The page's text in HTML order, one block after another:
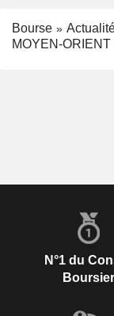
Bourse
MOYEN-
N°1 du
Boursier